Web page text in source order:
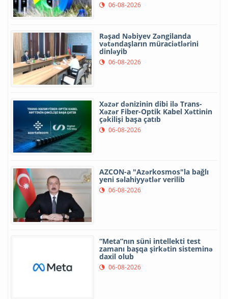
06-08-2026
Rəşad Nəbiyev Zəngilanda
vətəndaşların müraciətlərini
dinləyib
06-08-2026
Xəzər dənizinin dibi ilə Trans-
Xəzər Fiber-Optik Kabel Xəttinin
çəkilişi başa çatıb
06-08-2026
AZCON-a "Azərkosmos"la bağlı
yeni səlahiyyətlər verilib
06-08-2026
“Meta”nın süni intellekti test
zamanı başqa şirkətin sisteminə
daxil olub
06-08-2026